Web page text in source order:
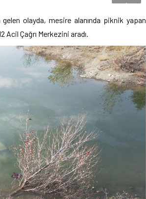
gelen olayda, mesire alanında piknik yapan
Çağrı Merkezini aradı.